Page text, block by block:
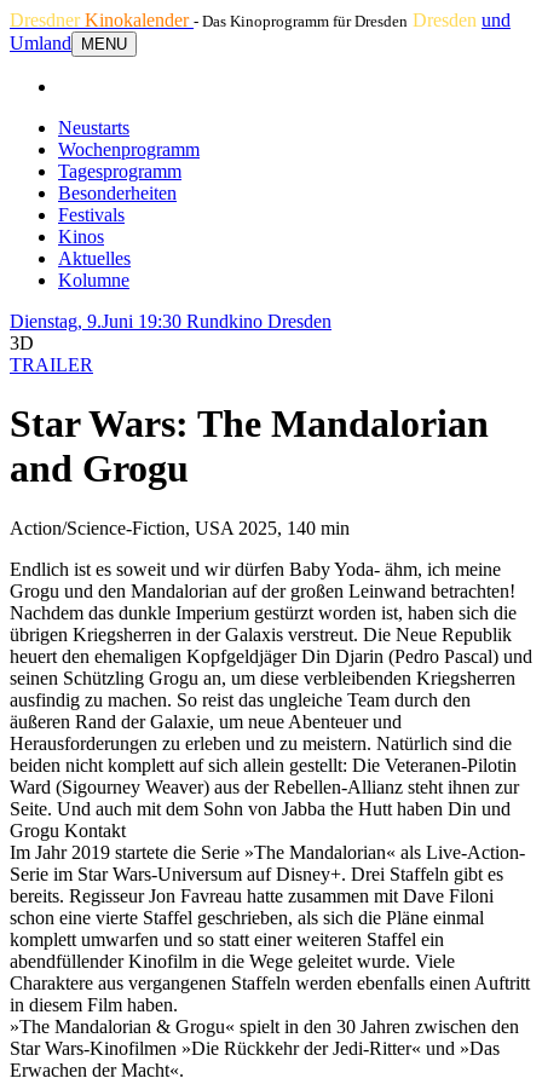
DresdnerKinokalender - Das Kinoprogramm für Dresden Dresden und
Umland
MENU
Neustarts
Wochenprogramm
Tagesprogramm
Besonderheiten
Festivals
Kinos
Aktuelles
Kolumne
Dienstag, 9.Juni 19:30 Rundkino Dresden
3D
TRAILER
Star Wars: The Mandalorian
and Grogu
Action/Science-Fiction, USA 2025, 140 min
Endlich ist es soweit und wir dürfen Baby Yoda- ähm, ich meine
Grogu und den Mandalorian auf der großen Leinwand betrachten!
Nachdem das dunkle Imperium gestürzt worden ist, haben sich die
übrigen Kriegsherren in der Galaxis verstreut. Die Neue Republik
heuert den ehemaligen Kopfgeldjäger Din Djarin (Pedro Pascal) und
seinen Schützling Grogu an, um diese verbleibenden Kriegsherren
ausfindig zu machen. So reist das ungleiche Team durch den
äußeren Rand der Galaxie, um neue Abenteuer und
Herausforderungen zu erleben und zu meistern. Natürlich sind die
beiden nicht komplett auf sich allein gestellt: Die Veteranen-Pilotin
Ward (Sigourney Weaver) aus der Rebellen-Allianz steht ihnen zur
Seite. Und auch mit dem Sohn von Jabba the Hutt haben Din und
Grogu Kontakt
Im Jahr 2019 startete die Serie »The Mandalorian« als Live-Action-
Serie im Star Wars-Universum auf Disney+. Drei Staffeln gibt es
bereits. Regisseur Jon Favreau hatte zusammen mit Dave Filoni
schon eine vierte Staffel geschrieben, als sich die Pläne einmal
komplett umwarfen und so statt einer weiteren Staffel ein
abendfüllender Kinofilm in die Wege geleitet wurde. Viele
Charaktere aus vergangenen Staffeln werden ebenfalls einen Auftritt
in diesem Film haben.
»The Mandalorian & Grogu« spielt in den 30 Jahren zwischen den
Star Wars-Kinofilmen »Die Rückkehr der Jedi-Ritter« und »Das
Erwachen der Macht«.